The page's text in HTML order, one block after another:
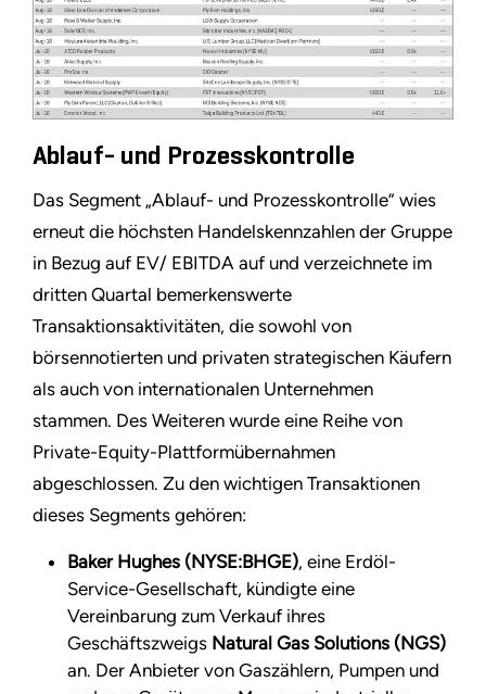
Ablauf- und Prozesskontrolle
Das Segment „Ablauf- und Prozesskontrolle” wies
erneut die höchsten Handelskennzahlen der Gruppe
in Bezug auf EV/ EBITDA auf und verzeichnete im
dritten Quartal bemerkenswerte
Transaktionsaktivitäten, die sowohl von
börsennotierten und privaten strategischen Käufern
als auch von internationalen Unternehmen
stammen. Des Weiteren wurde eine Reihe von
Private-Equity-Plattformübernahmen
abgeschlossen. Zu den wichtigen Transaktionen
dieses Segments gehören:
Baker Hughes (NYSE:BHGE), eine Erdöl-
Service-Gesellschaft, kündigte eine
Vereinbarung zum Verkauf ihres
Geschäftszweigs Natural Gas Solutions (NGS)
an. Der Anbieter von Gaszählern, Pumpen und